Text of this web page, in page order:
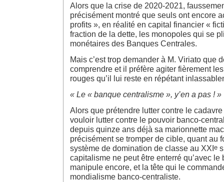
Alors que la crise de 2020-2021,
précisément montré que seuls ont encore
profits », en réalité en capital financier «
fraction de la dette, les monopoles qui se
monétaires des Banques Centrales.
Mais c’est trop demander à M. Viriato que
comprendre et il préfère agiter fièrement
rouges qu’il lui reste en répétant
« Le « banque centralisme », y’en a pas ! »
Alors que prétendre lutter contre le
vouloir lutter contre le pouvoir banco-
depuis quinze ans déjà sa marionnette
précisément se tromper de cible, quant au
système de domination de classe au XXI e
capitalisme ne peut être enterré qu’avec
manipule encore, et la tête qui le
mondialisme banco-centraliste.